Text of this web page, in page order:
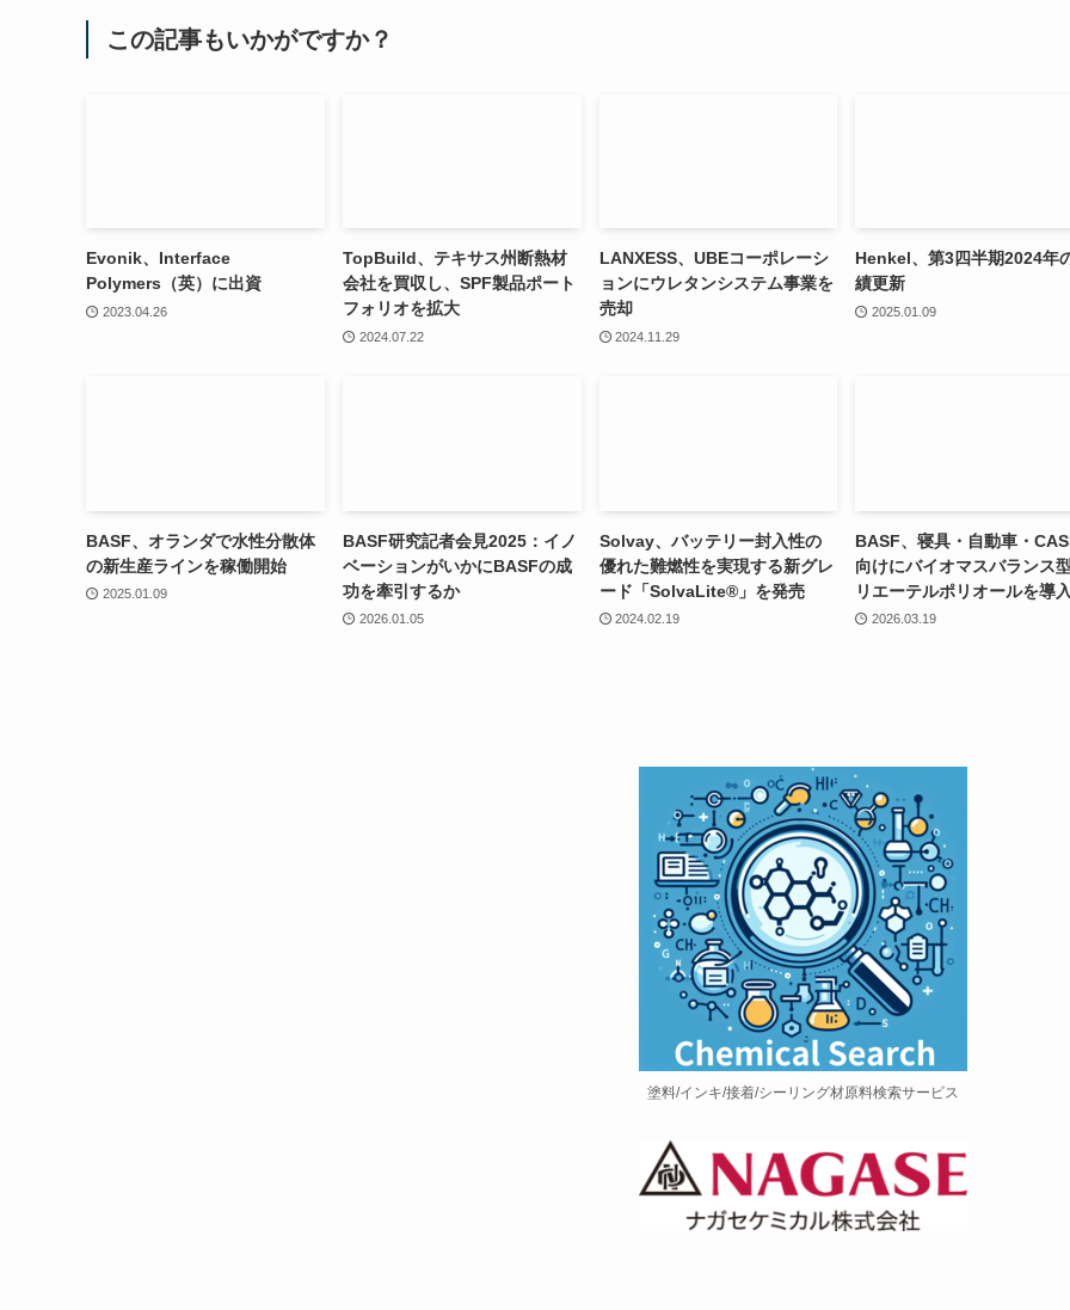
この記事もいかがですか？
Evonik、Interface
Polymers（英）に出資
2023.04.26
TopBuild、テキサス州断熱材
会社を買収し、SPF製品ポート
フォリオを拡大
2024.07.22
LANXESS、UBEコーポレーシ
ョンにウレタンシステム事業を
売却
2024.11.29
Henkel、第3四半期2024年
績更新
2025.01.09
BASF、オランダで水性分散体
の新生産ラインを稼働開始
2025.01.09
BASF研究記者会見2025：イノ
ベーションがいかにBASFの成
功を牽引するか
2026.01.05
Solvay、バッテリー封入性の
優れた難燃性を実現する新グレ
ード「SolvaLite®」を発売
2024.02.19
BASF、寝具・自動車・
向けにバイオマスバランス
リエーテルポリオールを導入
2026.03.19
塗料/インキ/接着/シーリング材原料検索サービス